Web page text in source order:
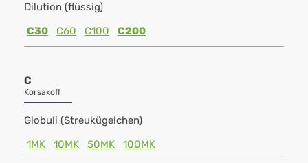
Dilution (flüssig)
C30
C60 C100 C200
C
Korsakoff
Globuli (Streukügelchen)
1MK
10MK 50MK 100MK